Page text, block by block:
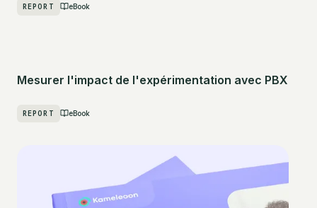
REPORT eBook
Mesurer l'impact de l'expérimentation avec PBX
REPORT eBook